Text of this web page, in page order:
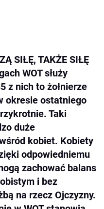
SIŁĘ, TAKŻE SIŁĘ
WOT służy
z nich to żołnierze
okresie ostatniego
Taki
duże
kobiet. Kobiety
odpowiedniemu
zachować balans
i bez
na rzecz Ojczyzny.